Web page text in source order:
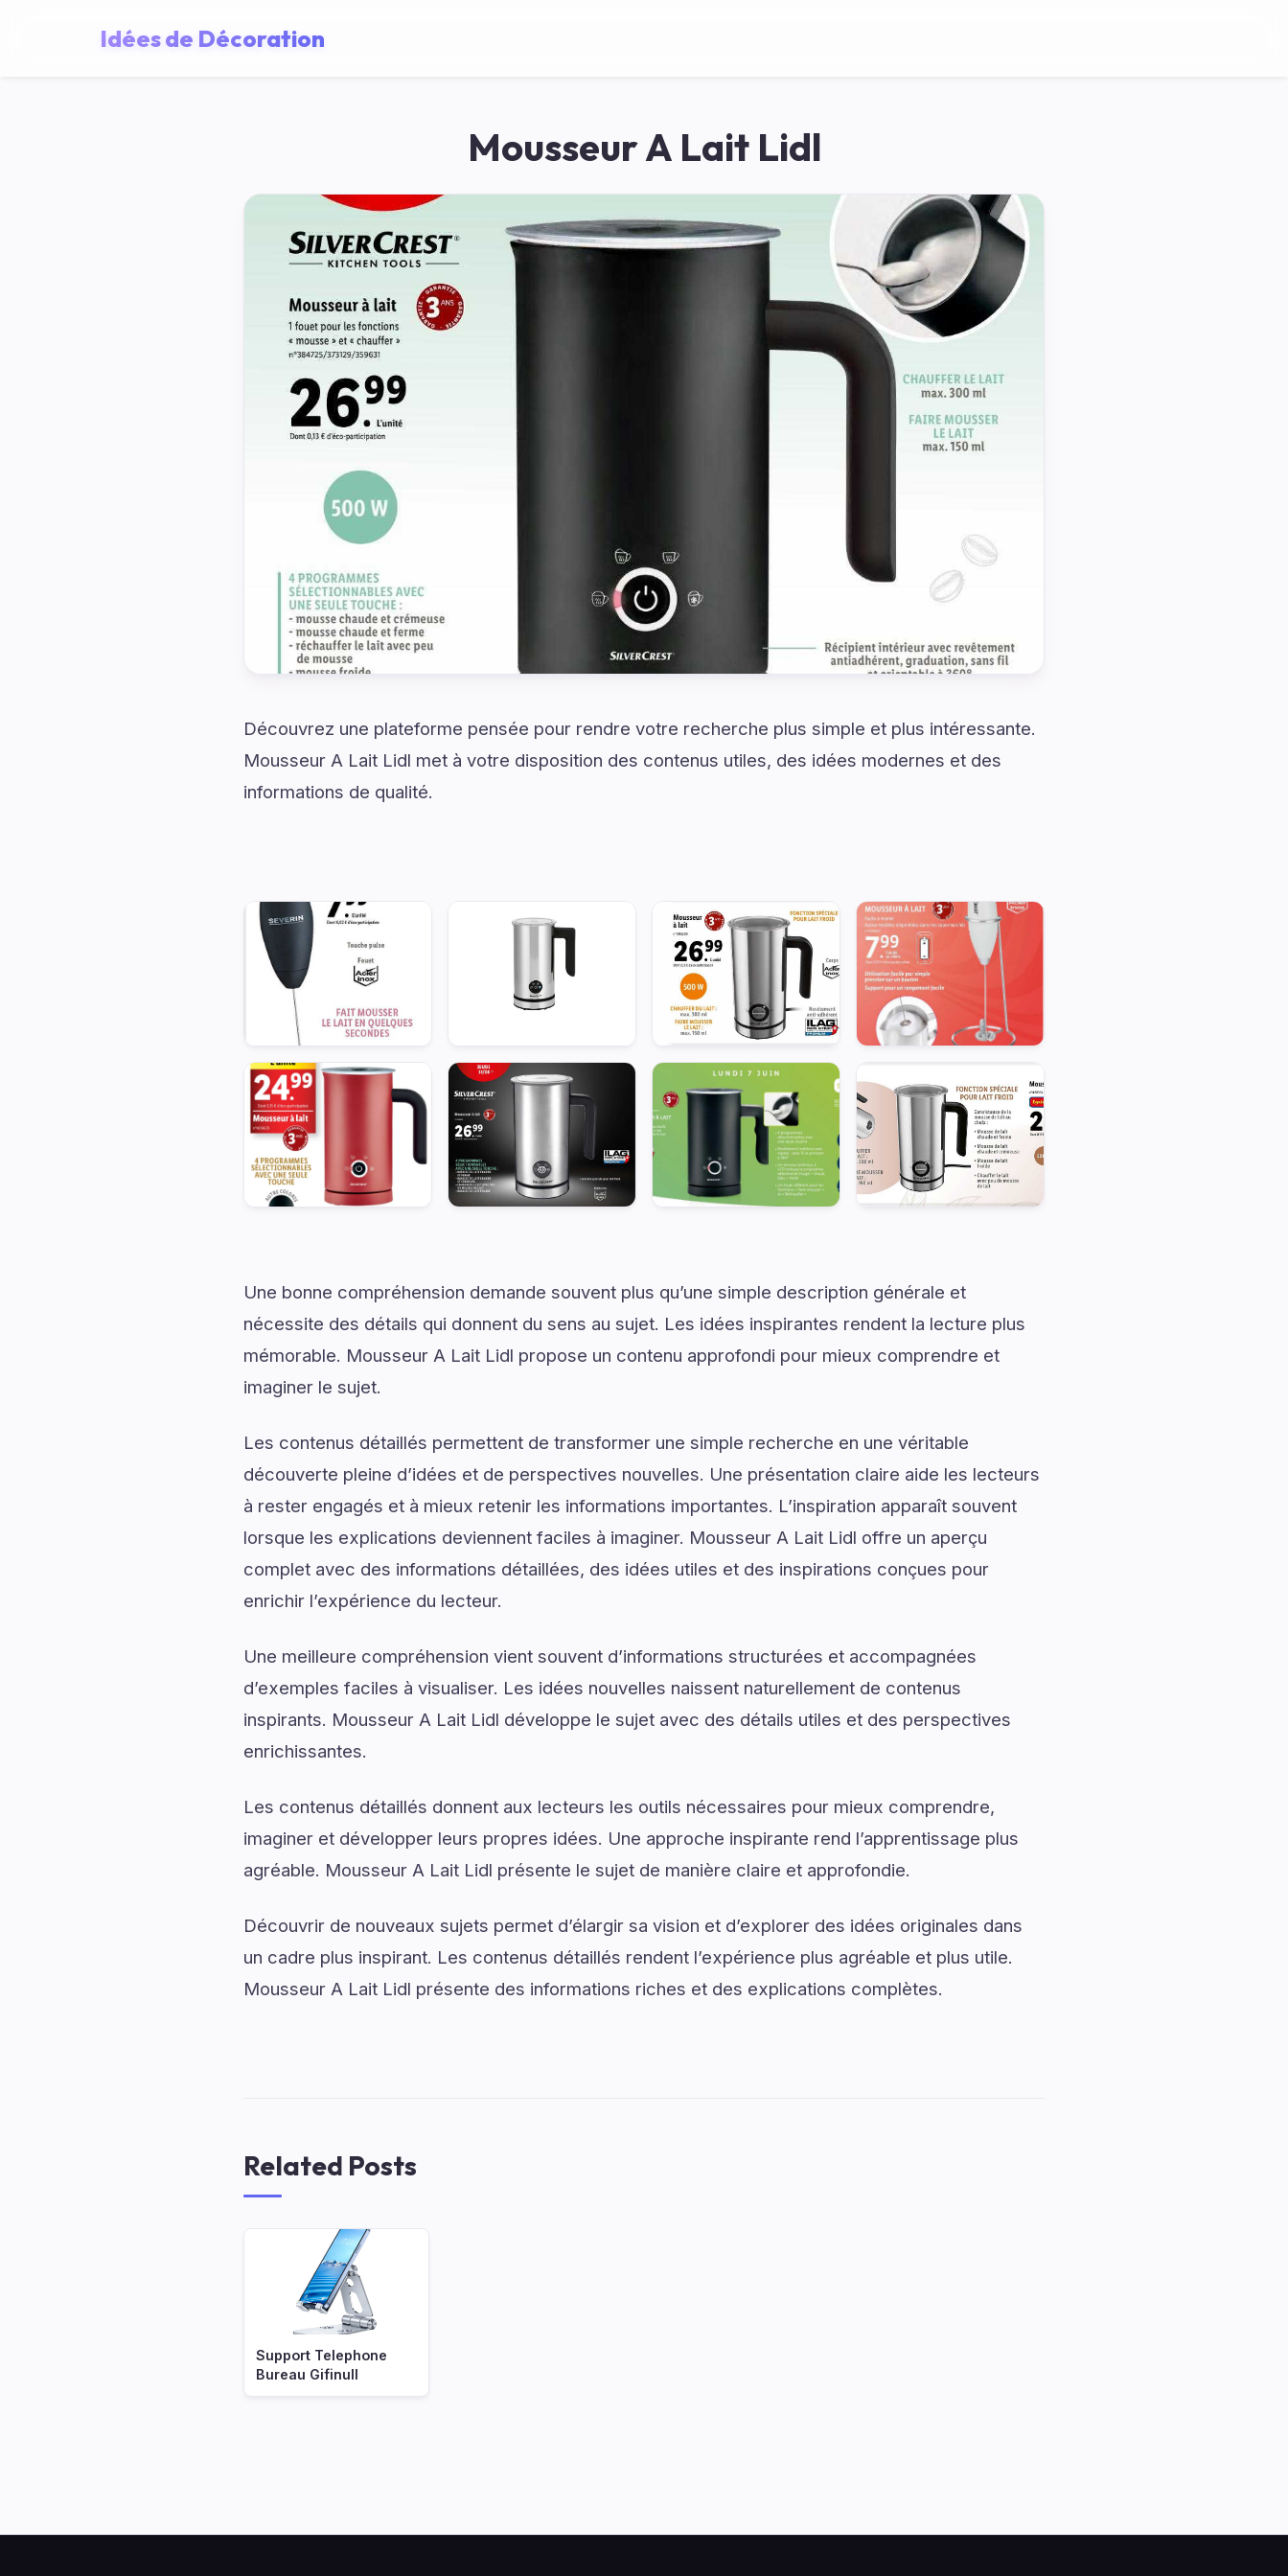
Idées de Décoration
Mousseur A Lait Lidl
Découvrez une plateforme pensée pour rendre votre recherche plus simple et plus intéressante.
Mousseur A Lait Lidl met à votre disposition des contenus utiles, des idées modernes et des
informations de qualité.
Une bonne compréhension demande souvent plus qu’une simple description générale et
nécessite des détails qui donnent du sens au sujet. Les idées inspirantes rendent la lecture plus
mémorable. Mousseur A Lait Lidl propose un contenu approfondi pour mieux comprendre et
imaginer le sujet.
Les contenus détaillés permettent de transformer une simple recherche en une véritable
découverte pleine d’idées et de perspectives nouvelles. Une présentation claire aide les lecteurs
à rester engagés et à mieux retenir les informations importantes. L’inspiration apparaît souvent
lorsque les explications deviennent faciles à imaginer. Mousseur A Lait Lidl offre un aperçu
complet avec des informations détaillées, des idées utiles et des inspirations conçues pour
enrichir l’expérience du lecteur.
Une meilleure compréhension vient souvent d’informations structurées et accompagnées
d’exemples faciles à visualiser. Les idées nouvelles naissent naturellement de contenus
inspirants. Mousseur A Lait Lidl développe le sujet avec des détails utiles et des perspectives
enrichissantes.
Les contenus détaillés donnent aux lecteurs les outils nécessaires pour mieux comprendre,
imaginer et développer leurs propres idées. Une approche inspirante rend l’apprentissage plus
agréable. Mousseur A Lait Lidl présente le sujet de manière claire et approfondie.
Découvrir de nouveaux sujets permet d’élargir sa vision et d’explorer des idées originales dans
un cadre plus inspirant. Les contenus détaillés rendent l’expérience plus agréable et plus utile.
Mousseur A Lait Lidl présente des informations riches et des explications complètes.
Related Posts
Support Telephone
Bureau Gifinull